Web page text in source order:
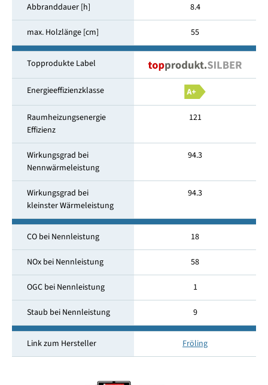
Abbranddauer [h] 8.4
max. Holzlänge [cm] 55
Topprodukte Label
Energieeffizienzklasse
Raumheizungsenergie
Effizienz
121
Wirkungsgrad bei
Nennwärmeleistung
94.3
Wirkungsgrad bei
kleinster Wärmeleistung
94.3
CO bei Nennleistung 18
NOx bei Nennleistung 58
OGC bei Nennleistung 1
Staub bei Nennleistung 9
Link zum Hersteller Fröling